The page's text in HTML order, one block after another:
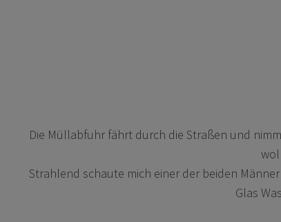
Die Müllabfuhr fährt durch die Straßen und
Strahlend schaute mich einer der beiden
Glas